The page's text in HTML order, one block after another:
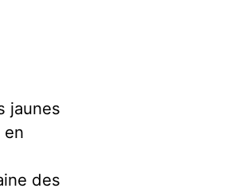
jaunes
en
des